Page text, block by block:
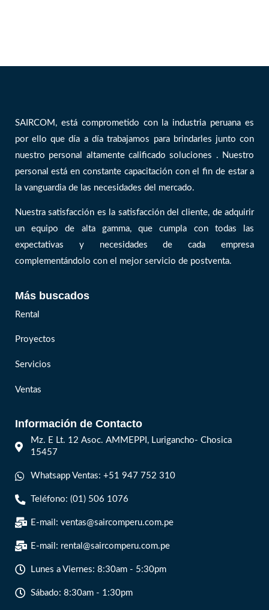
SAIRCOM, está comprometido con la industria peruana es
por ello que día a día trabajamos para brindarles junto con
nuestro personal altamente calificado soluciones . Nuestro
personal está en constante capacitación con el fin de estar a
la vanguardia de las necesidades del mercado.
Nuestra satisfacción es la satisfacción del cliente, de adquirir
un equipo de alta gamma, que cumpla con todas las
expectativas y necesidades de cada empresa
complementándolo con el mejor servicio de postventa.
Más buscados
Rental
Proyectos
Servicios
Ventas
Información de Contacto
Mz. E Lt. 12 Asoc. AMMEPPI, Lurigancho- Chosica
15457
Whatsapp Ventas: +51 947 752 310
Teléfono: (01) 506 1076
E-mail: ventas@saircomperu.com.pe
E-mail: rental@saircomperu.com.pe
Lunes a Viernes: 8:30am - 5:30pm
Sábado: 8:30am - 1:30pm